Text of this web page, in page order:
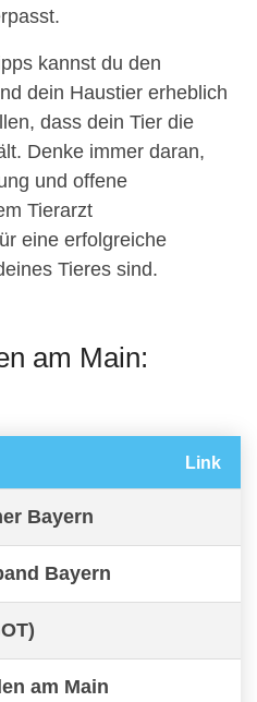
kannst du den
dein Haustier erheblich
dass dein Tier die
Denke immer daran,
und offene
Tierarzt
eine erfolgreiche
Tieres sind.
am Main:
Link
Bayern
Bayern
am Main